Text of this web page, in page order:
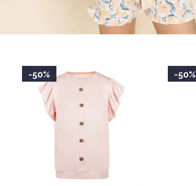
-50% -50%